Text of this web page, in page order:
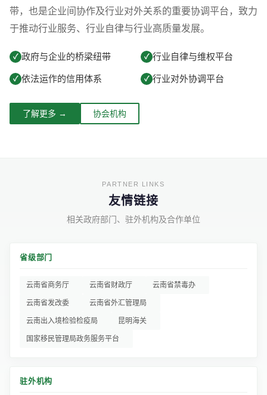
带，也是企业间协作及行业对外关系的重要协调平台，致力
于推动行业服务、行业自律与行业高质量发展。
✓ 政府与企业的桥梁纽带 ✓ 行业自律与维权平台
✓ 依法运作的信用体系 ✓ 行业对外协调平台
了解更多 → 协会机构
友情链接
相关政府部门、驻外机构及合作单位
省级部门
云南省商务厅 云南省财政厅 云南省禁毒办
云南省发改委 云南省外汇管理局
云南出入境检验检疫局 昆明海关
国家移民管理局政务服务平台
驻外机构